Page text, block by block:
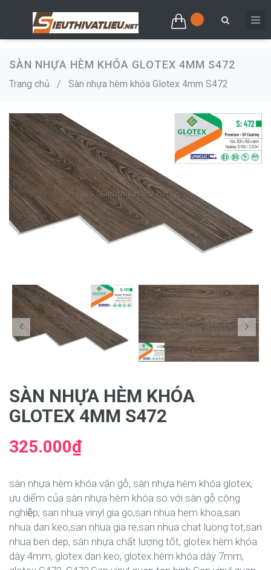
SÀN NHỰA HÈM KHÓA GLOTEX 4MM S472
Trang chủ / Sàn nhựa hèm khóa Glotex 4mm S472
SÀN NHỰA HÈM KHÓA
GLOTEX 4MM S472
325.000₫
sàn nhựa hèm khóa vân gỗ, sàn nhựa hèm khóa glotex,
ưu diểm của sàn nhựa hèm khóa so với sàn gỗ công
nghiệp, san nhua vinyl gia go,san nhua hem khoa,san
nhua dan keo,san nhua gia re,san nhua chat luong tot,san
nhua ben dep, sàn nhựa chất lượng tốt, glotex hèm khóa
dày 4mm, glotex dan keo, glotex hèm khóa dày 7mm,